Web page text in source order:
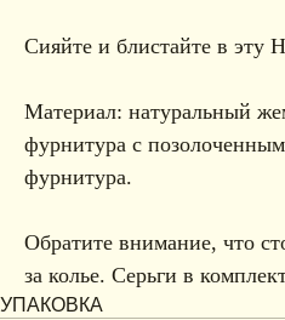
Сияйте и блистайте в эту
Материал: натуральный
фурнитура с
фурнитура.
Обратите внимание, что
за колье. Серьги в
УПАКОВКА